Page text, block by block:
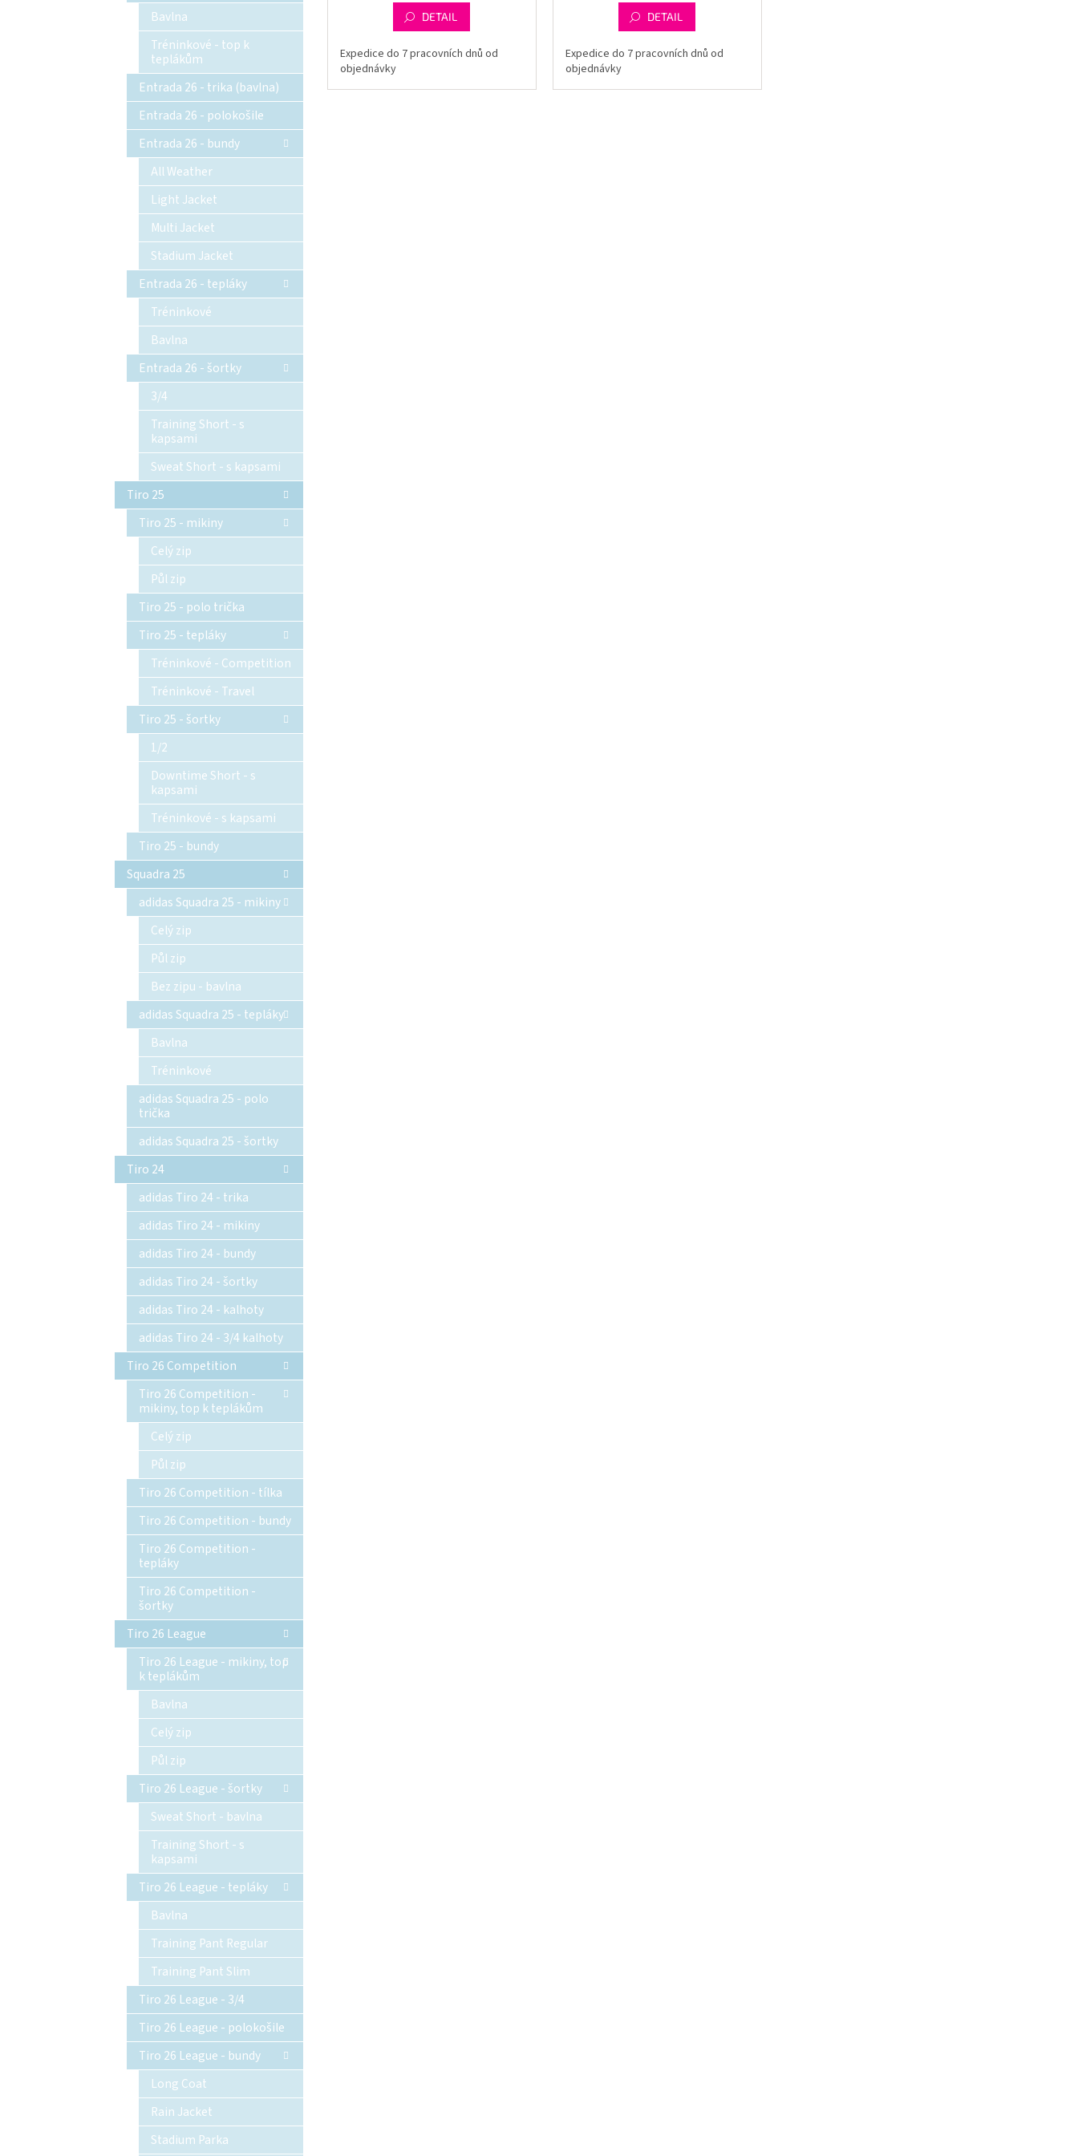
Bavlna
Tréninkové - top k
teplákům
Entrada 26 - trika (bavlna)
Entrada 26 - polokošile
Entrada 26 - bundy
All Weather
Light Jacket
Multi Jacket
Stadium Jacket
Entrada 26 - tepláky
Tréninkové
Bavlna
Entrada 26 - šortky
3/4
Training Short - s
kapsami
Sweat Short - s kapsami
Tiro 25
Tiro 25 - mikiny
Celý zip
Půl zip
Tiro 25 - polo trička
Tiro 25 - tepláky
Tréninkové - Competition
Tréninkové - Travel
Tiro 25 - šortky
1/2
Downtime Short - s
kapsami
Tréninkové - s kapsami
Tiro 25 - bundy
Squadra 25
adidas Squadra 25 - mikiny
Celý zip
Půl zip
Bez zipu - bavlna
adidas Squadra 25 - tepláky
Bavlna
Tréninkové
adidas Squadra 25 - polo
trička
adidas Squadra 25 - šortky
Tiro 24
adidas Tiro 24 - trika
adidas Tiro 24 - mikiny
adidas Tiro 24 - bundy
adidas Tiro 24 - šortky
adidas Tiro 24 - kalhoty
adidas Tiro 24 - 3/4 kalhoty
Tiro 26 Competition
Tiro 26 Competition -
mikiny, top k teplákům
Celý zip
Půl zip
Tiro 26 Competition - tílka
Tiro 26 Competition - bundy
Tiro 26 Competition -
tepláky
Tiro 26 Competition -
šortky
Tiro 26 League
Tiro 26 League - mikiny, top
k teplákům
Bavlna
Celý zip
Půl zip
Tiro 26 League - šortky
Sweat Short - bavlna
Training Short - s
kapsami
Tiro 26 League - tepláky
Bavlna
Training Pant Regular
Training Pant Slim
Tiro 26 League - 3/4
Tiro 26 League - polokošile
Tiro 26 League - bundy
Long Coat
Rain Jacket
Stadium Parka
DETAIL
Expedice do 7 pracovních dnů od
objednávky
DETAIL
Expedice do 7 pracovních dnů od
objednávky